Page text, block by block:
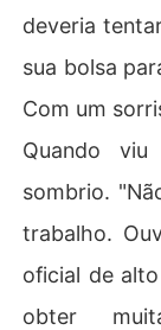
deveria
sua bolsa
Com um
Quando
sombrio.
trabalho.
oficial de
obter